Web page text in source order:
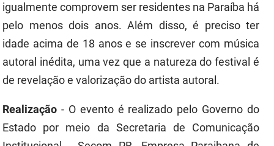
igualmente comprovem ser residentes na Paraíba há
pelo menos dois anos. Além disso, é preciso ter
idade acima de 18 anos e se inscrever com música
autoral inédita, uma vez que a natureza do festival é
de revelação e valorização do artista autoral.
Realização - O evento é realizado pelo Governo do
Estado por meio da Secretaria de Comunicação